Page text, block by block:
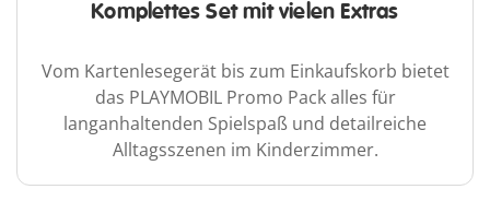
Komplettes Set mit vielen Extras
Vom Kartenlesegerät bis zum Einkaufskorb bietet
das PLAYMOBIL Promo Pack alles für
langanhaltenden Spielspaß und detailreiche
Alltagsszenen im Kinderzimmer.